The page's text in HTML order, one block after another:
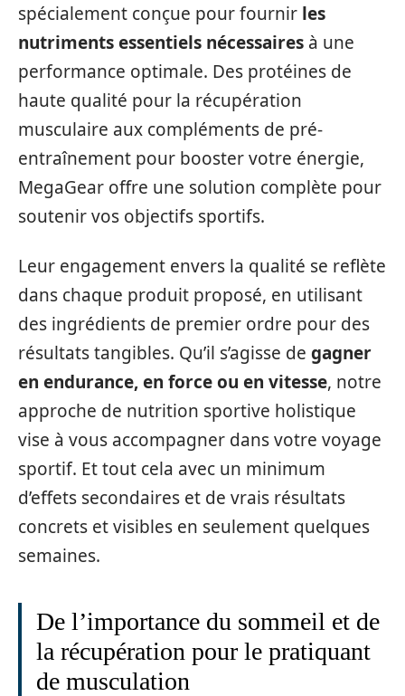
spécialement conçue pour fournir les
nutriments essentiels nécessaires à une
performance optimale. Des protéines de
haute qualité pour la récupération
musculaire aux compléments de pré-
entraînement pour booster votre énergie,
MegaGear offre une solution complète pour
soutenir vos objectifs sportifs.
Leur engagement envers la qualité se reflète
dans chaque produit proposé, en utilisant
des ingrédients de premier ordre pour des
résultats tangibles. Qu’il s’agisse de gagner
en endurance, en force ou en vitesse, notre
approche de nutrition sportive holistique
vise à vous accompagner dans votre voyage
sportif. Et tout cela avec un minimum
d’effets secondaires et de vrais résultats
concrets et visibles en seulement quelques
semaines.
De l’importance du sommeil et de
la récupération pour le pratiquant
de musculation